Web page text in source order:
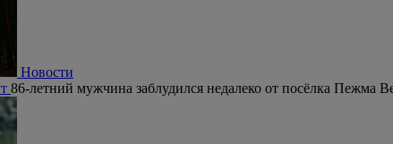
Новости
86-летний мужчина заблудился недалеко от посёлка Пежма